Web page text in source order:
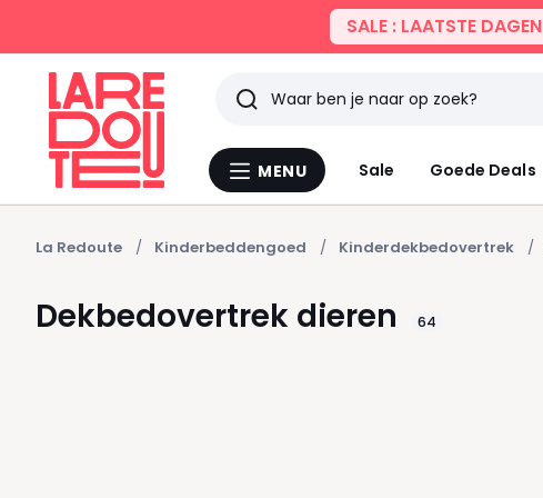
SALE : LAATSTE DAGEN
Menu
MENU Sale Goede Deals
Zoeken
Laatst
bekeken
La Redoute Kinderbeddengoed Kinderdekbedovertrek
Dekbedovertrek dieren 64